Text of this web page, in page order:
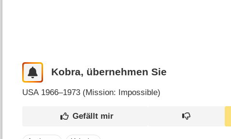
Kobra, übernehmen Sie
USA 1966–1973 (Mission: Impossible)